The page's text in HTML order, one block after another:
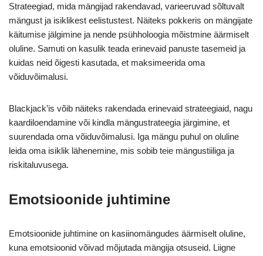
Strateegiad, mida mängijad rakendavad, varieeruvad sõltuvalt
mängust ja isiklikest eelistustest. Näiteks pokkeris on mängijate
käitumise jälgimine ja nende psühholoogia mõistmine äärmiselt
oluline. Samuti on kasulik teada erinevaid panuste tasemeid ja
kuidas neid õigesti kasutada, et maksimeerida oma
võiduvõimalusi.
Blackjack’is võib näiteks rakendada erinevaid strateegiaid, nagu
kaardiloendamine või kindla mängustrateegia järgimine, et
suurendada oma võiduvõimalusi. Iga mängu puhul on oluline
leida oma isiklik lähenemine, mis sobib teie mängustiiliga ja
riskitaluvusega.
Emotsioonide juhtimine
Emotsioonide juhtimine on kasiinomängudes äärmiselt oluline,
kuna emotsioonid võivad mõjutada mängija otsuseid. Liigne